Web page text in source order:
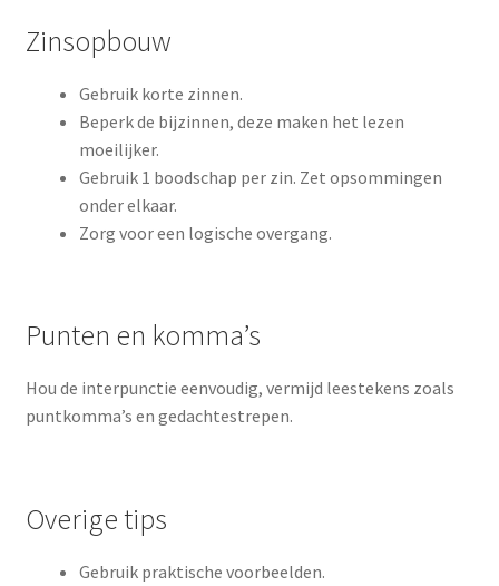
Zinsopbouw
Gebruik korte zinnen.
Beperk de bijzinnen, deze maken het lezen
moeilijker.
Gebruik 1 boodschap per zin. Zet opsommingen
onder elkaar.
Zorg voor een logische overgang.
Punten en komma’s
Hou de interpunctie eenvoudig, vermijd leestekens zoals
puntkomma’s en gedachtestrepen.
Overige tips
Gebruik praktische voorbeelden.